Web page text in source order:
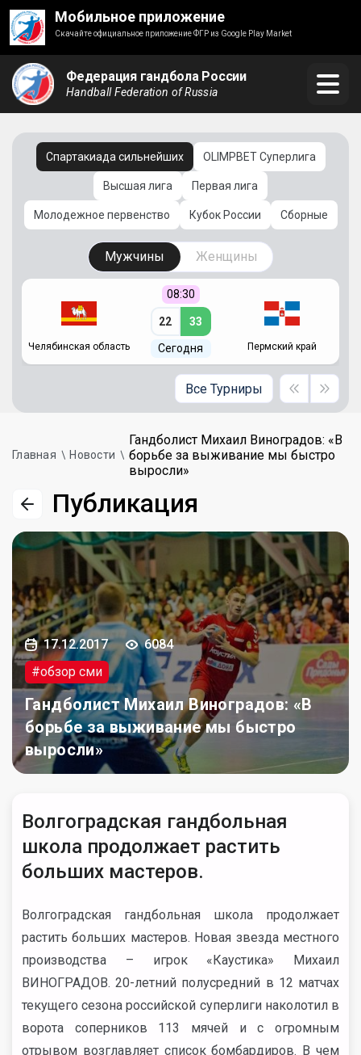
Мобильное приложение
Скачайте официальное приложение ФГР из Google Play Market
Федерация гандбола России
Handball Federation of Russia
Спартакиада сильнейших OLIMPBET Суперлига
Высшая лига Первая лига
Молодежное первенство Кубок России Сборные
Мужчины Женщины
Челябинская область
08:30
22 33
Сегодня Пермский край
Все Турниры
Главная Новости
Гандболист Михаил Виноградов: «В
борьбе за выживание мы быстро
выросли»
Публикация
17.12.2017
6084
#обзор сми
Гандболист Михаил Виноградов: «В
борьбе за выживание мы быстро
выросли»
Волгоградская гандбольная
школа продолжает растить
больших мастеров.
Волгоградская гандбольная школа продолжает
растить больших мастеров. Новая звезда местного
производства – игрок «Каустика» Михаил
ВИНОГРАДОВ. 20-летний полусредний в 12 матчах
текущего сезона российской суперлиги наколотил в
ворота соперников 113 мячей и с огромным
отрывом возглавляет список бомбардиров. В чем